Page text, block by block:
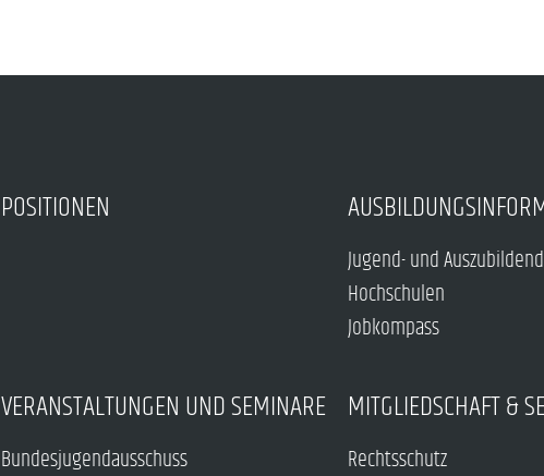
POSITIONEN
Jugend- und
Hochschulen
Jobkompass
VERANSTALTUNGEN UND SEMINARE
Bundesjugendausschuss
MITGLIEDSCHAFT &
Rechtsschutz